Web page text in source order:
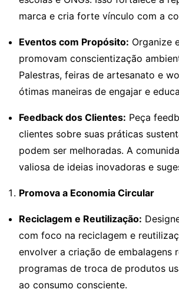
marca e cria forte vínculo com a
Eventos com Propósito: Organize
promovam conscientização
Palestras, feiras de artesanato e
ótimas maneiras de engajar e
Feedback dos Clientes: Peça
clientes sobre suas práticas
podem ser melhoradas. A
valiosa de ideias inovadoras e
Promova a Economia Circular
Reciclagem e Reutilização:
com foco na reciclagem e
envolver a criação de embalagens
programas de troca de produtos
ao consumo consciente.